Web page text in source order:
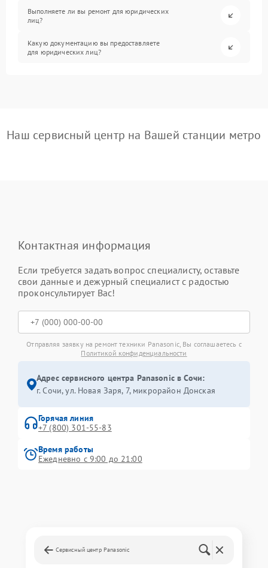
Выполняете ли вы ремонт для юридических
лиц?
Какую документацию вы предоставляете
для юридических лиц?
Наш сервисный центр на Вашей станции метро
Контактная информация
Если требуется задать вопрос специалисту, оставьте
свои данные и дежурный специалист с радостью
проконсультирует Вас!
Отправляя заявку на ремонт техники Panasonic, Вы соглашаетесь с
Политикой конфиденциальности
Адрес сервисного центра Panasonic в Сочи:
г. Сочи, ул. Новая Заря, 7, микрорайон Донская
Горячая линия
+7 (800) 301-55-83
Время работы
Ежедневно с 9:00 до 21:00
Сервисный центр Panasonic